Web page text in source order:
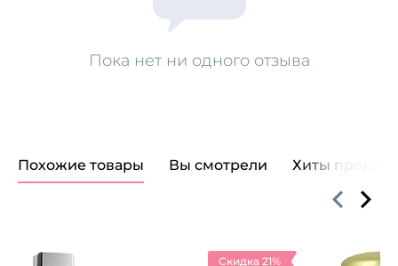
Пока нет ни одного отзыва
Похожие товары Вы смотрели Хиты продаж
Скидка 21%